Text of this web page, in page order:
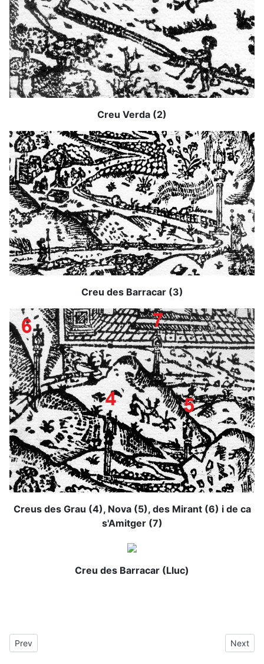
Creu Verda (2)
Creu des Barracar (3)
Creus des Grau (4), Nova (5), des Mirant (6) i de ca
s'Amitger (7)
Creu des Barracar (Lluc)
Previous article: Camí de les Mans
Prev Next
Next